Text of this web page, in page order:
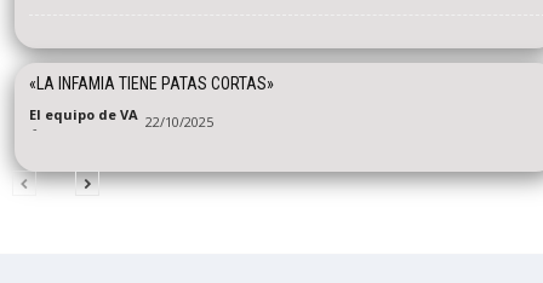
«LA INFAMIA TIENE PATAS CORTAS»
El equipo de VA
- 22/10/2025